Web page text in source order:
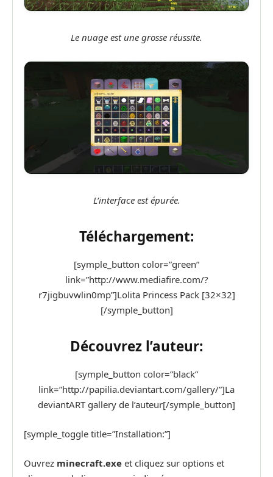
Le nuage est une grosse réussite.
L’interface est épurée.
Téléchargement:
[symple_button color=”green”
link=”http://www.mediafire.com/?
r7jigbuvwlin0mp”]Lolita Princess Pack [32×32]
[/symple_button]
Découvrez l’auteur:
[symple_button color=”black”
link=”http://papilia.deviantart.com/gallery/”]La
deviantART gallery de l’auteur[/symple_button]
[symple_toggle title=”Installation:”]
Ouvrez minecraft.exe et cliquez sur options et